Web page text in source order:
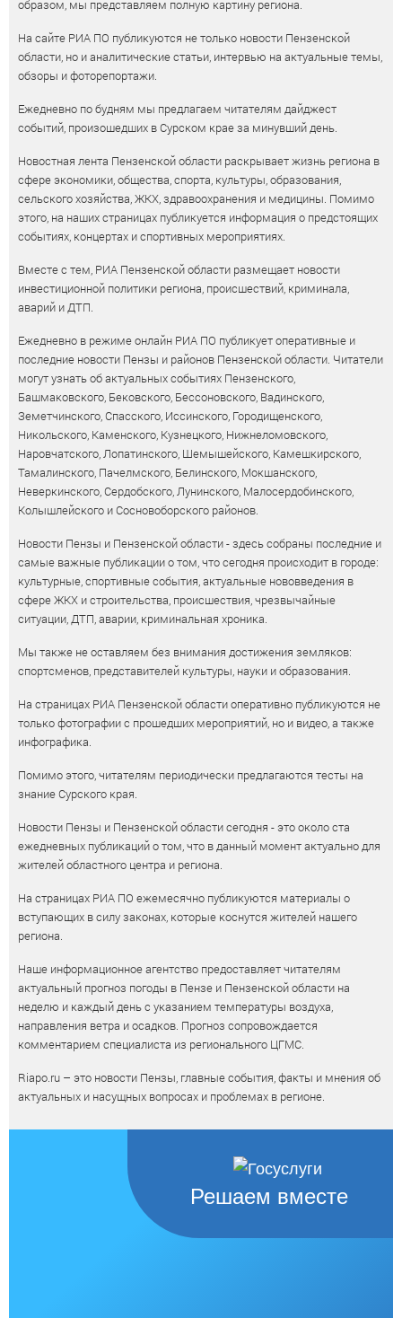
образом, мы представляем полную картину региона.
На сайте РИА ПО публикуются не только новости Пензенской
области, но и аналитические статьи, интервью на актуальные темы,
обзоры и фоторепортажи.
Ежедневно по будням мы предлагаем читателям дайджест
событий, произошедших в Сурском крае за минувший день.
Новостная лента Пензенской области раскрывает жизнь региона в
сфере экономики, общества, спорта, культуры, образования,
сельского хозяйства, ЖКХ, здравоохранения и медицины. Помимо
этого, на наших страницах публикуется информация о предстоящих
событиях, концертах и спортивных мероприятиях.
Вместе с тем, РИА Пензенской области размещает новости
инвестиционной политики региона, происшествий, криминала,
аварий и ДТП.
Ежедневно в режиме онлайн РИА ПО публикует оперативные и
последние новости Пензы и районов Пензенской области. Читатели
могут узнать об актуальных событиях Пензенского,
Башмаковского, Бековского, Бессоновского, Вадинского,
Земетчинского, Спасского, Иссинского, Городищенского,
Никольского, Каменского, Кузнецкого, Нижнеломовского,
Наровчатского, Лопатинского, Шемышейского, Камешкирского,
Тамалинского, Пачелмского, Белинского, Мокшанского,
Неверкинского, Сердобского, Лунинского, Малосердобинского,
Колышлейского и Сосновоборского районов.
Новости Пензы и Пензенской области - здесь собраны последние и
самые важные публикации о том, что сегодня происходит в городе:
культурные, спортивные события, актуальные нововведения в
сфере ЖКХ и строительства, происшествия, чрезвычайные
ситуации, ДТП, аварии, криминальная хроника.
Мы также не оставляем без внимания достижения земляков:
спортсменов, представителей культуры, науки и образования.
На страницах РИА Пензенской области оперативно публикуются не
только фотографии с прошедших мероприятий, но и видео, а также
инфографика.
Помимо этого, читателям периодически предлагаются тесты на
знание Сурского края.
Новости Пензы и Пензенской области сегодня - это около ста
ежедневных публикаций о том, что в данный момент актуально для
жителей областного центра и региона.
На страницах РИА ПО ежемесячно публикуются материалы о
вступающих в силу законах, которые коснутся жителей нашего
региона.
Наше информационное агентство предоставляет читателям
актуальный прогноз погоды в Пензе и Пензенской области на
неделю и каждый день с указанием температуры воздуха,
направления ветра и осадков. Прогноз сопровождается
комментарием специалиста из регионального ЦГМС.
Riapo.ru – это новости Пензы, главные события, факты и мнения об
актуальных и насущных вопросах и проблемах в регионе.
Решаем вместе